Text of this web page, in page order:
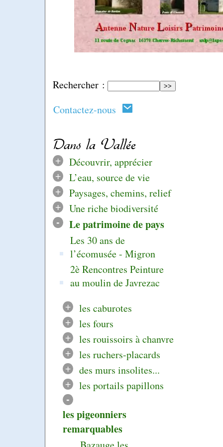
Rechercher :
Contactez-nous
Dans la Vallée
+
Découvrir, apprécier
+
L’eau, source de vie
+
Paysages, chemins, relief
+
Une riche biodiversité
- Le patrimoine de pays
Les 30 ans de
l’écomusée - Migron
2è Rencontres Peinture
au moulin de Javrezac
+
les caburotes
+
les fours
+
les rouissoirs à chanvre
+
les ruchers-placards
+
des murs insolites...
+
les portails papillons
-
les pigeonniers
remarquables